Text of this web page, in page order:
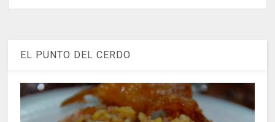
EL PUNTO DEL CERDO